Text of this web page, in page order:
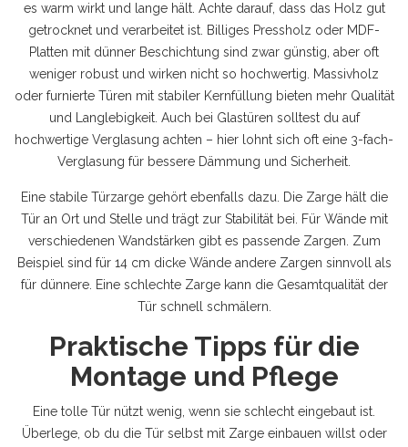
es warm wirkt und lange hält. Achte darauf, dass das Holz gut
getrocknet und verarbeitet ist. Billiges Pressholz oder MDF-
Platten mit dünner Beschichtung sind zwar günstig, aber oft
weniger robust und wirken nicht so hochwertig. Massivholz
oder furnierte Türen mit stabiler Kernfüllung bieten mehr Qualität
und Langlebigkeit. Auch bei Glastüren solltest du auf
hochwertige Verglasung achten – hier lohnt sich oft eine 3-fach-
Verglasung für bessere Dämmung und Sicherheit.
Eine stabile Türzarge gehört ebenfalls dazu. Die Zarge hält die
Tür an Ort und Stelle und trägt zur Stabilität bei. Für Wände mit
verschiedenen Wandstärken gibt es passende Zargen. Zum
Beispiel sind für 14 cm dicke Wände andere Zargen sinnvoll als
für dünnere. Eine schlechte Zarge kann die Gesamtqualität der
Tür schnell schmälern.
Praktische Tipps für die
Montage und Pflege
Eine tolle Tür nützt wenig, wenn sie schlecht eingebaut ist.
Überlege, ob du die Tür selbst mit Zarge einbauen willst oder